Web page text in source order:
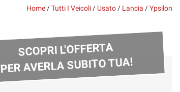
Home /Tutti I Veicoli / Usato / Lancia /Ypsilon
SCOPRI L'OFFERTA
PER AVERLA SUBITO TUA!